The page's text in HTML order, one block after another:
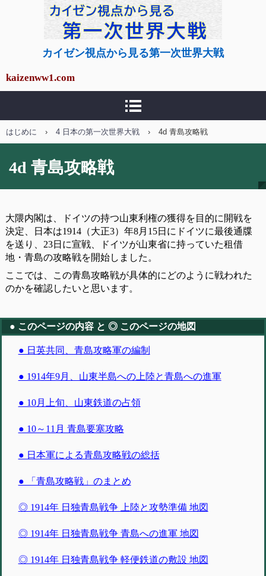
カイゼン視点から見る第
カイゼン視点から見る第一次世界大戦
kaizenww1.com
はじめに › 4 日本の第一次世界大戦 › 4d 青島攻略戦
4d 青島攻略戦
大隈内閣は、ドイツの持つ山東利権の獲得を目的に開戦を
決定、日本は1914（大正3）年8月15日にドイツに最後通牒
を送り、23日に宣戦、ドイツが山東省に持っていた租借
地・青島の攻略戦を開始しました。
ここでは、この青島攻略戦が具体的にどのように戦われた
のかを確認したいと思います。
● このページの内容 と ◎ このページの地図
● 日英共同、青島攻略軍の編制
● 1914年9月、山東半島への上陸と青島への進軍
● 10月上旬、山東鉄道の占領
● 10～11月 青島要塞攻略
● 日本軍による青島攻略戦の総括
● 「青島攻略戦」のまとめ
◎ 1914年 日独青島戦争 上陸と攻勢準備 地図
◎ 1914年 日独青島戦争 青島への進軍 地図
◎ 1914年 日独青島戦争 軽便鉄道の敷設 地図